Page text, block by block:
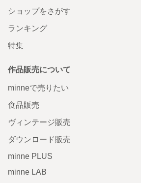
ショップをさがす
ランキング
特集
作品販売について
minneで売りたい
食品販売
ヴィンテージ販売
ダウンロード販売
minne PLUS
minne LAB